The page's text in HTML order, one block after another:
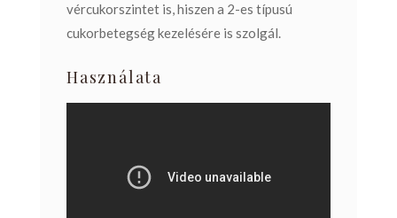
vércukorszintet is, hiszen a 2-es típusú
cukorbetegség kezelésére is szolgál.
Használata